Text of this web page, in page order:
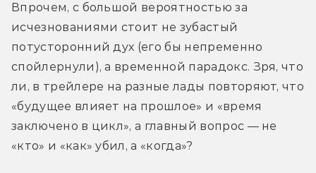
Впрочем, с большой вероятностью за
исчезнованиями стоит не зубастый
потусторонний дух (его бы непременно
спойлернули), а временной парадокс. Зря, что
ли, в трейлере на разные лады повторяют, что
«будущее влияет на прошлое» и «время
заключено в цикл», а главный вопрос — не
«кто» и «как» убил, а «когда»?